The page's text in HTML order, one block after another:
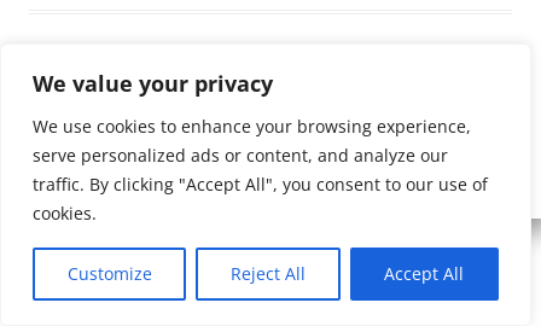
We value your privacy
We use cookies to enhance your browsing experience,
serve personalized ads or content, and analyze our
traffic. By clicking "Accept All", you consent to our use of
cookies.
Customize Reject All Accept All
Copyleft 1874-2026- CAI Sezione di Tolmezzo